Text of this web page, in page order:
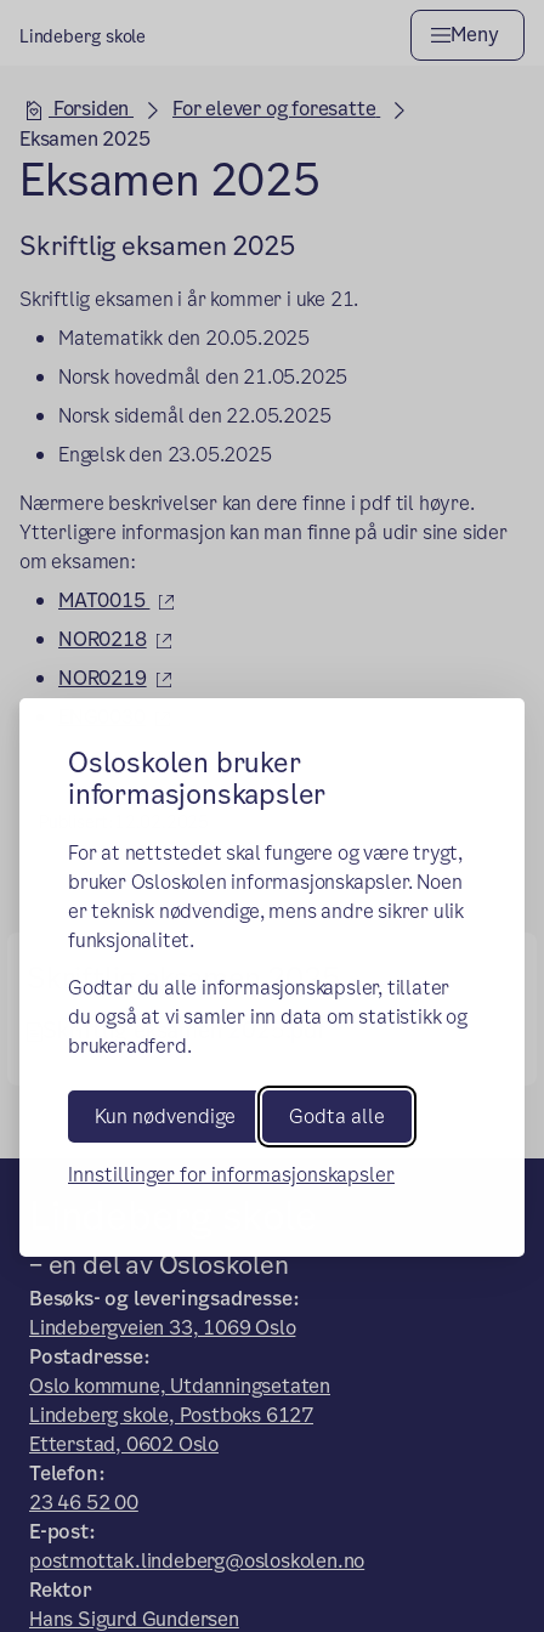
Osloskolen bruker
informasjonskapsler
For at nettstedet skal fungere og være trygt,
bruker Osloskolen informasjonskapsler. Noen
er teknisk nødvendige, mens andre sikrer ulik
funksjonalitet.
Godtar du alle informasjonskapsler, tillater
du også at vi samler inn data om statistikk og
brukeradferd.
Kun nødvendige Godta alle
Innstillinger for informasjonskapsler
Lindeberg skole Meny
Hovedseksjon
Forsiden
For elever og foresatte
Eksamen 2025
Eksamen 2025
Skriftlig eksamen 2025
Skriftlig eksamen i år kommer i uke 21.
Matematikk den 20.05.2025
Norsk hovedmål den 21.05.2025
Norsk sidemål den 22.05.2025
Engelsk den 23.05.2025
Nærmere beskrivelser kan dere finne i pdf til høyre.
Ytterligere informasjon kan man finne på udir sine sider
om eksamen:
MAT0015
(ekstern lenke)
NOR0218
(ekstern lenke)
NOR0219
(ekstern lenke)
Skriftlig eksamen 2025
Skriftlig eksamen 2025.pdf
– en del av Osloskolen
Besøks- og leveringsadresse:
Lindebergveien 33, 1069 Oslo
Postadresse:
Oslo kommune, Utdanningsetaten
Lindeberg skole, Postboks 6127
Etterstad, 0602 Oslo
Telefon:
23 46 52 00
E-post:
postmottak.lindeberg@osloskolen.no
Rektor
Hans Sigurd Gundersen